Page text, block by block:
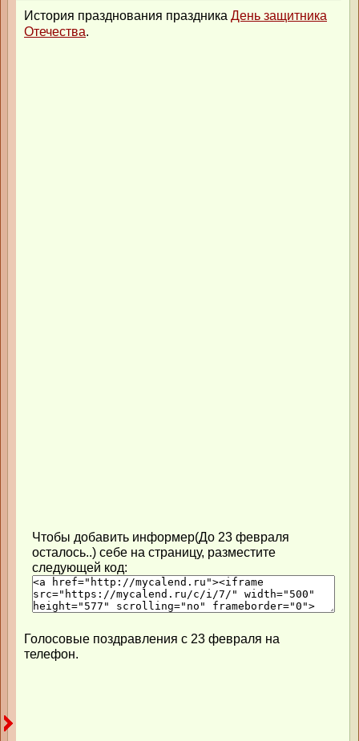
История празднования праздника День защитника
Отечества.
Чтобы добавить информер(До 23 февраля
осталось..) себе на страницу, разместите
следующей код:
Голосовые поздравления с 23 февраля на
телефон.